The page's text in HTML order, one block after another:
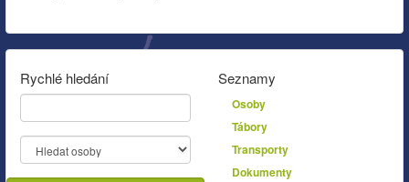
Rychlé hledání Seznamy
Osoby
Tábory
Transporty
Dokumenty